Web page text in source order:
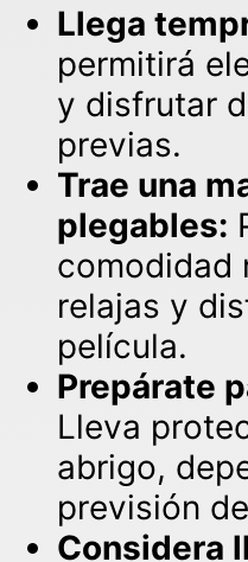
Llega
permitirá
y disfrutar
previas.
Trae una
plegables:
comodidad
relajas y
película.
Prepárate
Lleva
abrigo,
previsión
Considera